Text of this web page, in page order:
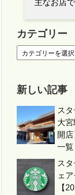
主なお店
カテゴリー
新しい記事
ス
大
開
一覧
ス
ェ
【